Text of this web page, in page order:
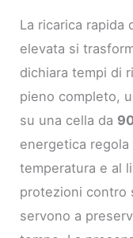
La ricarica rapida
elevata si
dichiara tempi di
pieno completo,
su una cella da
energetica
temperatura e al
protezioni contro
servono a